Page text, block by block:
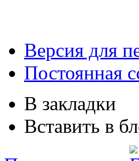
Версия для
Постоянная
В закладки
Вставить в